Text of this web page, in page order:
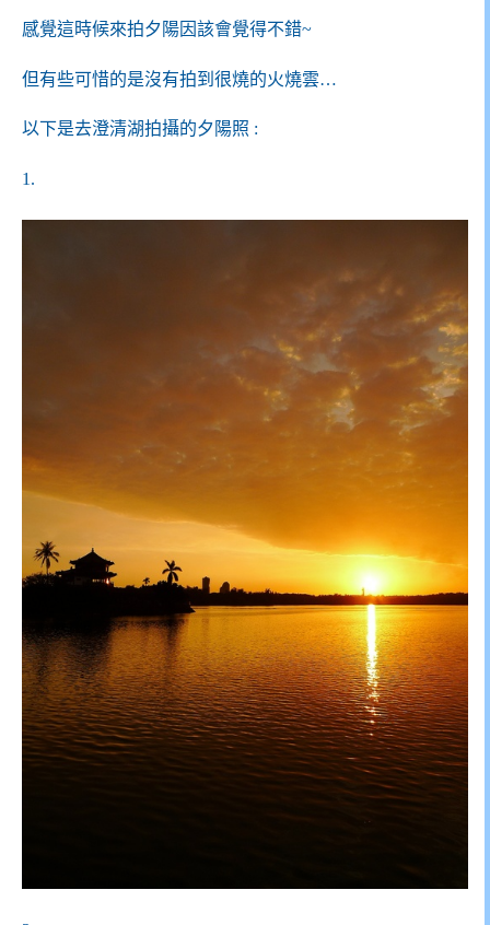
感覺這時候來拍夕陽因該會覺得不錯~
但有些可惜的是沒有拍到很燒的火燒雲…
以下是去澄清湖拍攝的夕陽照 :
1.